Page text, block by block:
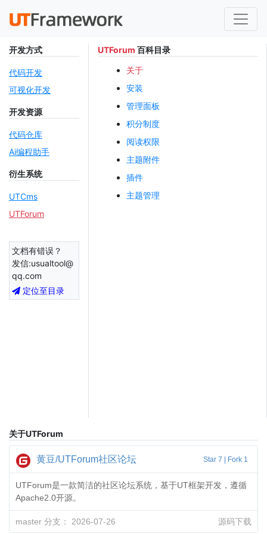
开发方式
代码开发
可视化开发
开发资源
代码仓库
Ai编程助手
衍生系统
UTCms
UTForum
文档有错误？
发信:usualtool@
qq.com
定位至目录
UTForum 百科目录
关于
安装
管理面板
积分制度
阅读权限
主题附件
插件
主题管理
关于UTForum
黄豆/UTForum社区论坛 Star 7 Fork 1
UTForum是一款简洁的社区论坛系统，基于UT框架开发，遵循
Apache2.0开源。
master 分支： 2026-07-26 源码下载